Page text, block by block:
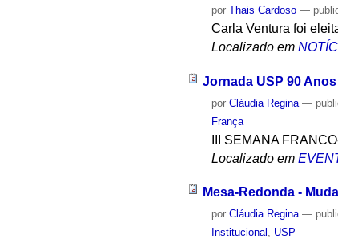
porThais Cardoso —
Carla Ventura foi
Localizado em
Jornada USP 90 Anos
porCláudia Regina —
França
III SEMANA
Localizado em
Mesa-Redonda -
porCláudia Regina —
Institucional , USP